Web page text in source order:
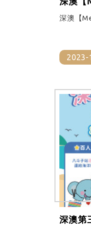
誕趴】
深澳【
2023-
深澳第